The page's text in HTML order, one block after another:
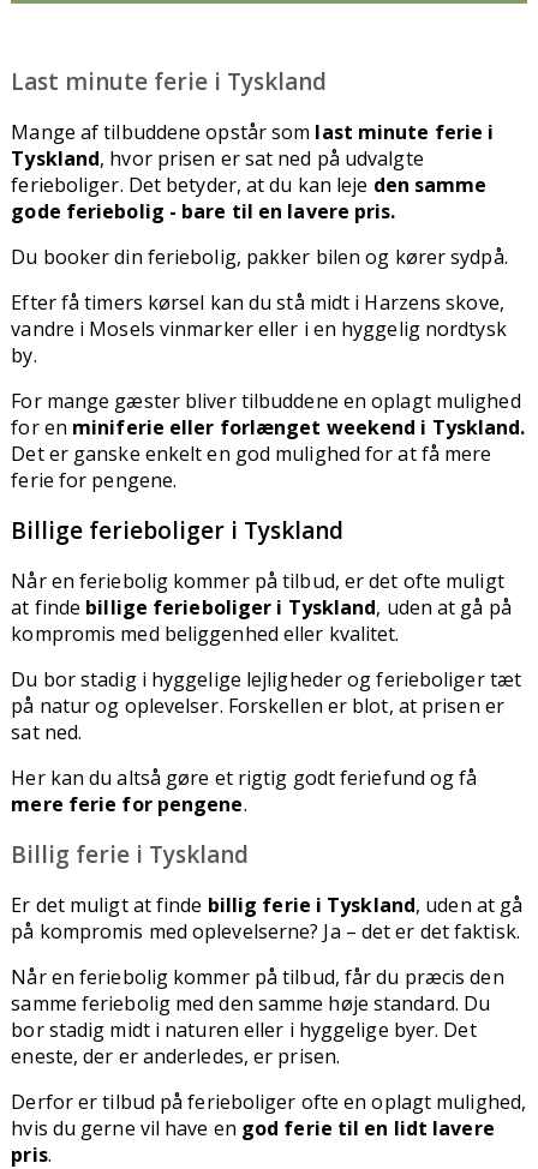
Last minute ferie i Tyskland
Mange af tilbuddene opstår som last minute ferie i
Tyskland, hvor prisen er sat ned på udvalgte
ferieboliger. Det betyder, at du kan leje den samme
gode feriebolig - bare til en lavere pris.
Du booker din feriebolig, pakker bilen og kører sydpå.
Efter få timers kørsel kan du stå midt i Harzens skove,
vandre i Mosels vinmarker eller i en hyggelig nordtysk
by.
For mange gæster bliver tilbuddene en oplagt mulighed
for en miniferie eller forlænget weekend i Tyskland.
Det er ganske enkelt en god mulighed for at få mere
ferie for pengene.
Billige ferieboliger i Tyskland
Når en feriebolig kommer på tilbud, er det ofte muligt
at finde billige ferieboliger i Tyskland, uden at gå på
kompromis med beliggenhed eller kvalitet.
Du bor stadig i hyggelige lejligheder og ferieboliger tæt
på natur og oplevelser. Forskellen er blot, at prisen er
sat ned.
Her kan du altså gøre et rigtig godt feriefund og få
mere ferie for pengene.
Billig ferie i Tyskland
Er det muligt at finde billig ferie i Tyskland, uden at gå
på kompromis med oplevelserne? Ja – det er det faktisk.
Når en feriebolig kommer på tilbud, får du præcis den
samme feriebolig med den samme høje standard. Du
bor stadig midt i naturen eller i hyggelige byer. Det
eneste, der er anderledes, er prisen.
Derfor er tilbud på ferieboliger ofte en oplagt mulighed,
hvis du gerne vil have en god ferie til en lidt lavere
pris.